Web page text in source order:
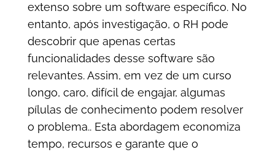
extenso sobre um software específico. No
entanto, após investigação, o RH pode
descobrir que apenas certas
funcionalidades desse software são
relevantes. Assim, em vez de um curso
longo, caro, difícil de engajar, algumas
pílulas de conhecimento podem resolver
o problema.. Esta abordagem economiza
tempo, recursos e garante que o